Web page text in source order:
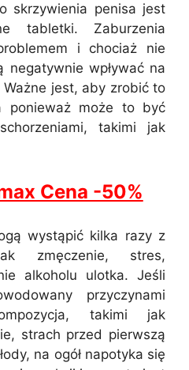
skrzywienia penisa jest
tabletki. Zaburzenia
i chociaż nie
negatywnie wpływać na
Ważne jest, aby zrobić to
ponieważ może to być
takimi jak
Cena -50%
wystąpić kilka razy z
zmęczenie, stres,
alkoholu ulotka. Jeśli
przyczynami
takimi jak
strach przed pierwszą
na ogół napotyka się